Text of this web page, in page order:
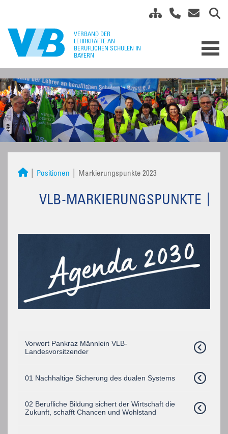
Positionen Markierungspunkte 2023
VLB-MARKIERUNGSPUNKTE
Vorwort Pankraz Männlein VLB-
Landesvorsitzender
01 Nachhaltige Sicherung des dualen Systems
02 Berufliche Bildung sichert der Wirtschaft die
Zukunft, schafft Chancen und Wohlstand